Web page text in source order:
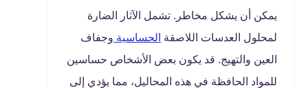
يمكن أن يشكل مخاطر. تشمل الآثار الضارة
لمحلول العدسات اللاصقة الحساسية وجفاف
العين والتهيج. قد يكون بعض الأشخاص حساسين
للمواد الحافظة في هذه المحاليل، مما يؤدي إلى